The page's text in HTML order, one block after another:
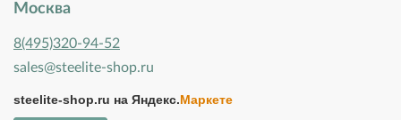
Москва
8(495)320-94-52
sales@steelite-shop.ru
steelite-shop.ru на Яндекс.Маркете